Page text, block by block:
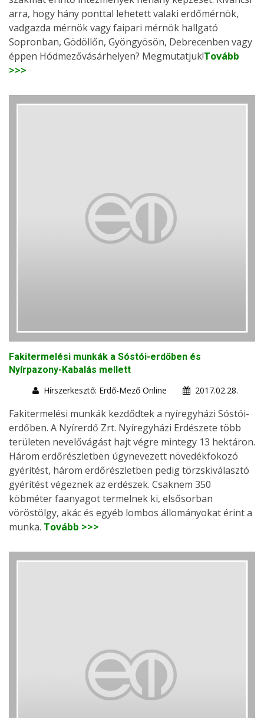
arra, hogy hány ponttal lehetett valaki erdőmérnök,
vadgazda mérnök vagy faipari mérnök hallgató
Sopronban, Gödöllőn, Gyöngyösön, Debrecenben vagy
éppen Hódmezővásárhelyen? Megmutatjuk!Tovább
>>>
Fakitermelési munkák a Sóstói-erdőben és
Nyírpazony-Kabalás mellett
Hírszerkesztő: Erdő-Mező Online
2017.02.28.
Fakitermelési munkák kezdődtek a nyíregyházi Sóstói-
erdőben. A Nyírerdő Zrt. Nyíregyházi Erdészete több
területen nevelővágást hajt végre mintegy 13 hektáron.
Három erdőrészletben úgynevezett növedékfokozó
gyérítést, három erdőrészletben pedig törzskiválasztó
gyérítést végeznek az erdészek. Csaknem 350
köbméter faanyagot termelnek ki, elsősorban
vöröstölgy, akác és egyéb lombos állományokat érint a
munka. Tovább >>>